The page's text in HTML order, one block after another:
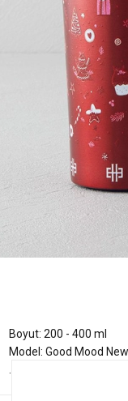
Boyut: 200 - 400 ml
Model: Good Mood